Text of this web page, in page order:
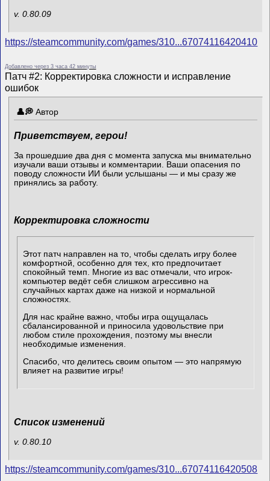
v. 0.80.09
https://steamcommunity.com/games/310...67074116420410
Добавлено через 3 часа 42 минуты
Патч #2: Корректировка сложности и исправление
ошибок
Автор
Приветствуем, герои!
За прошедшие два дня с момента запуска мы внимательно
изучали ваши отзывы и комментарии. Ваши опасения по
поводу сложности ИИ были услышаны — и мы сразу же
принялись за работу.
Корректировка сложности
Этот патч направлен на то, чтобы сделать игру более
комфортной, особенно для тех, кто предпочитает
спокойный темп. Многие из вас отмечали, что игрок-
компьютер ведёт себя слишком агрессивно на
случайных картах даже на низкой и нормальной
сложностях.
Для нас крайне важно, чтобы игра ощущалась
сбалансированной и приносила удовольствие при
любом стиле прохождения, поэтому мы внесли
необходимые изменения.
Спасибо, что делитесь своим опытом — это напрямую
влияет на развитие игры!
Список изменений
v. 0.80.10
https://steamcommunity.com/games/310...67074116420508